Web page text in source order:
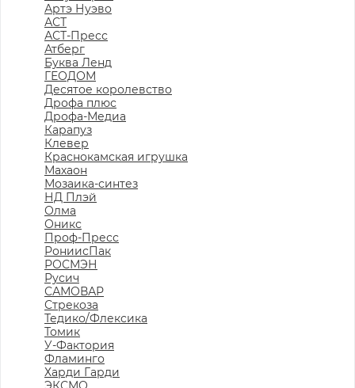
Артэ Нуэво
АСТ
АСТ-Пресс
Атберг
Буква Ленд
ГЕОДОМ
Десятое королевство
Дрофа плюс
Дрофа-Медиа
Карапуз
Клевер
Краснокамская игрушка
Махаон
Мозаика-синтез
НД Плэй
Олма
Оникс
Проф-Пресс
РониисПак
РОСМЭН
Русич
САМОВАР
Стрекоза
Тедико/Флексика
Томик
У-Фактория
Фламинго
Харди Гарди